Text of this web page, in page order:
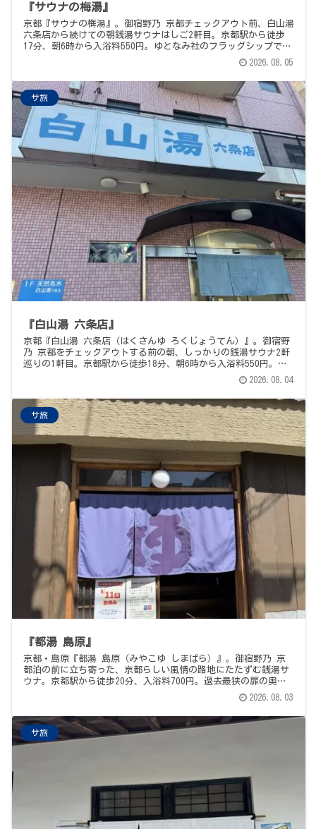
『サウナの梅湯』
京都『サウナの梅湯』。御宿野乃 京都チェックアウト前、白山湯
六条店から続けての朝銭湯サウナはしご2軒目。京都駅から徒歩
17分、朝6時から入浴料550円。ゆとなみ社のフラッグシップで、
サウナイキタイの"イキタイ"数・京都No.1の人気1軒。92℃スト
ーン対流式サウナ（BGMはサウナセレクト、ドアは内開き）、
20℃地下水掛け流し水風呂、外気浴スペースはなしで浴槽のフチ
が定位置。館内のレトロな見せ方と、ついつい読んでしまう"梅湯
新聞"が個性。人気ゆえの人の多さ含めて、正直な感想で。
2026.08.05
サ旅
『白山湯 六条店』
京都『白山湯 六条店（はくさんゆ ろくじょうてん）』。御宿野
乃 京都をチェックアウトする前の朝、しっかりの銭湯サウナ2軒
巡りの1軒目。京都駅から徒歩18分、朝6時から入浴料550円。朝
サ活の聖地。サウナは115℃ガス遠赤ストーブ・座面に真紅
（puna）のカーペット・テレビ2台・広めの20人定員。そして、
この施設の本当の主役、ダブルライオンズ（2頭のleijona湯口）
からrunsasに注がれる、超良好水質の19℃地下水掛け流し水風
呂。数年前に高辻店で味わったあの肌ざわりに、うれしく再会。
屋外外気浴・お湯もじゅうぶんに良く、温冷交代浴もたまらない1
軒でした。
2026.08.04
サ旅
『都湯 島原』
京都・島原『都湯 島原（みやこゆ しまばら）』。御宿野乃 京
都泊の前に立ち寄った、京都らしい風情の路地にたたずむ銭湯サ
ウナ。京都駅から徒歩20分、入浴料700円。過去最狭の扉の奥に
ある115℃ストーン対流式サウナ室（BGMはジャズ、なんだか音が
いい）、地下水掛け流しのオーバーフロー19℃水風呂、そしてコ
ンパクトな規模感にしては最大限に確保された内気浴スペース。
館内全体に流れる"やわらかい気配"と、なごやかなスタッフさん
たち。サウナめしは近所『みやこ食堂』のやわらかい親子丼。
2026.08.03
サ旅